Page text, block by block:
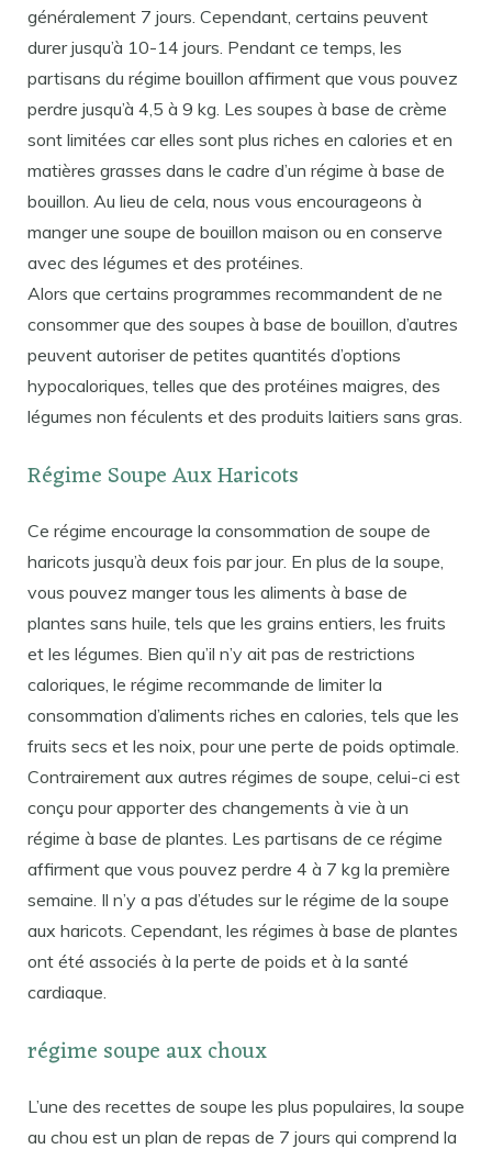
généralement 7 jours. Cependant, certains peuvent
durer jusqu’à 10-14 jours. Pendant ce temps, les
partisans du régime bouillon affirment que vous pouvez
perdre jusqu’à 4,5 à 9 kg. Les soupes à base de crème
sont limitées car elles sont plus riches en calories et en
matières grasses dans le cadre d’un régime à base de
bouillon. Au lieu de cela, nous vous encourageons à
manger une soupe de bouillon maison ou en conserve
avec des légumes et des protéines.
Alors que certains programmes recommandent de ne
consommer que des soupes à base de bouillon, d’autres
peuvent autoriser de petites quantités d’options
hypocaloriques, telles que des protéines maigres, des
légumes non féculents et des produits laitiers sans gras.
Régime Soupe Aux Haricots
Ce régime encourage la consommation de soupe de
haricots jusqu’à deux fois par jour. En plus de la soupe,
vous pouvez manger tous les aliments à base de
plantes sans huile, tels que les grains entiers, les fruits
et les légumes. Bien qu’il n’y ait pas de restrictions
caloriques, le régime recommande de limiter la
consommation d’aliments riches en calories, tels que les
fruits secs et les noix, pour une perte de poids optimale.
Contrairement aux autres régimes de soupe, celui-ci est
conçu pour apporter des changements à vie à un
régime à base de plantes. Les partisans de ce régime
affirment que vous pouvez perdre 4 à 7 kg la première
semaine. Il n’y a pas d’études sur le régime de la soupe
aux haricots. Cependant, les régimes à base de plantes
ont été associés à la perte de poids et à la santé
cardiaque.
régime soupe aux choux
L’une des recettes de soupe les plus populaires, la soupe
au chou est un plan de repas de 7 jours qui comprend la